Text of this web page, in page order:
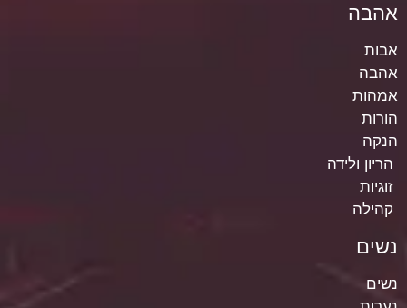
אהבה
אבות
אהבה
אמהות
הורות
הנקה
הריון ולידה
זוגיות
קהילה
נשים
נשים